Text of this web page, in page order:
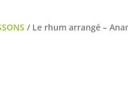
/ Le rhum arrangé –